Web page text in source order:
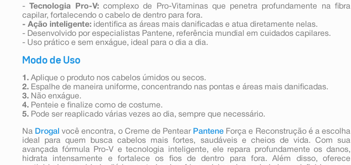
- Tecnologia Pro-V:complexo de Pro-Vitaminas que penetra profundamente na fibra
capilar, fortalecendo o cabelo de dentro para fora.
- Ação inteligente: identifica as áreas mais danificadas e atua diretamente nelas.
- Desenvolvido por especialistas Pantene, referência mundial em cuidados capilares.
- Uso prático e sem enxágue, ideal para o dia a dia.
Modo de Uso
1. Aplique o produto nos cabelos úmidos ou secos.
2. Espalhe de maneira uniforme, concentrando nas pontas e áreas mais danificadas.
3. Não enxágue.
4. Penteie e finalize como de costume.
5. Pode ser reaplicado várias vezes ao dia, sempre que necessário.
Na Drogal você encontra, o Creme de Pentear Pantene Força e Reconstrução é a escolha
ideal para quem busca cabelos mais fortes, saudáveis e cheios de vida. Com sua
avançada fórmula Pro-V e tecnologia inteligente, ele repara profundamente os danos,
hidrata intensamente e fortalece os fios de dentro para fora. Além disso, oferece